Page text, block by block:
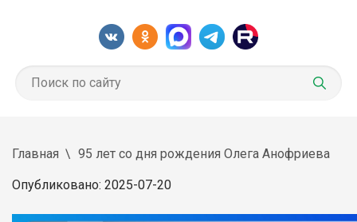
Главная 95 лет со дня рождения Олега Анофриева
Опубликовано: 2025-07-20